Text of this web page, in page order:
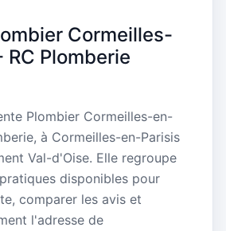
Cormeilles-
Plomberie
Plombier Cormeilles-en-
à Cormeilles-en-Parisis
Val-d'Oise. Elle regroupe
disponibles pour
comparer les avis et
l'adresse de